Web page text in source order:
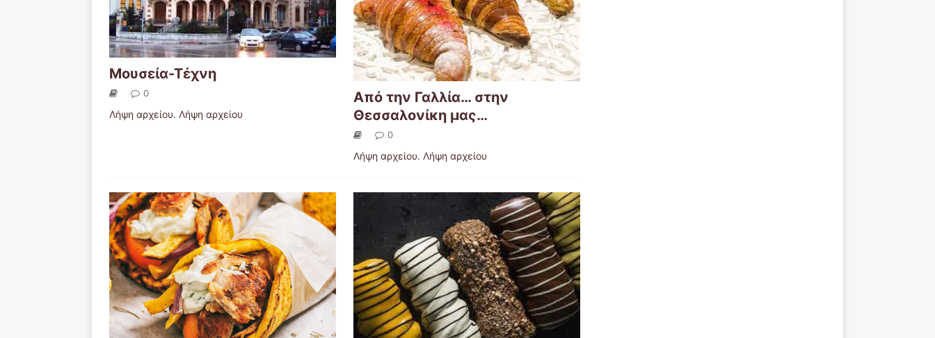
Μουσεία-Τέχνη
0
Λήψη αρχείου. Λήψη αρχείου
Από την Γαλλία… στην
Θεσσαλονίκη μας…
0
Λήψη αρχείου. Λήψη αρχείου